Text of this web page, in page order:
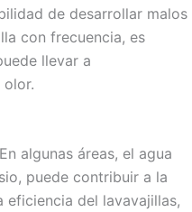
de desarrollar malos
con frecuencia, es
llevar a
olor.
algunas áreas, el agua
puede contribuir a la
del lavavajillas,